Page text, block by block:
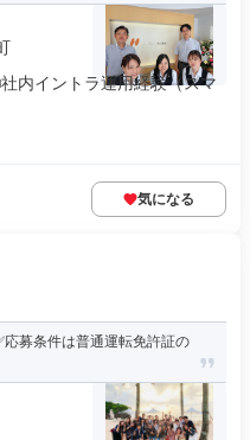
内イントラ運用経験（スマ
気になる
募条件は普通運転免許証の